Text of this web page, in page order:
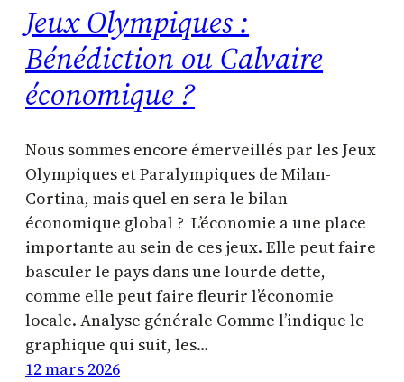
Jeux Olympiques :
Bénédiction ou Calvaire
économique ?
Nous sommes encore émerveillés par les Jeux
Olympiques et Paralympiques de Milan-
Cortina, mais quel en sera le bilan
économique global ? L’économie a une place
importante au sein de ces jeux. Elle peut faire
basculer le pays dans une lourde dette,
comme elle peut faire fleurir l’économie
locale. Analyse générale Comme l’indique le
graphique qui suit, les…
12 mars 2026